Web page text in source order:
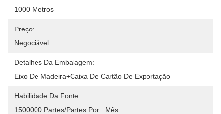
1000 Metros
Preço:
Negociável
Detalhes Da Embalagem:
Eixo De Madeira+caixa De Cartão De Exportação
Habilidade Da Fonte:
1500000 Partes/partes Por   Mês